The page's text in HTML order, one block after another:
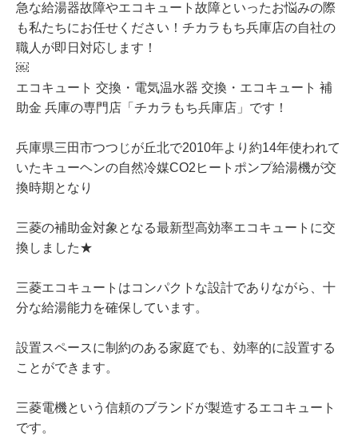
急な給湯器故障やエコキュート故障といったお悩みの際
も私たちにお任せください！チカラもち兵庫店の自社の
職人が即日対応します！
￼
エコキュート 交換・電気温水器 交換・エコキュート 補
助金 兵庫の専門店「チカラもち兵庫店」です！
兵庫県三田市つつじが丘北で2010年より約14年使われて
いたキューヘンの自然冷媒CO2ヒートポンプ給湯機が交
換時期となり
三菱の補助金対象となる最新型高効率エコキュートに交
換しました★
三菱エコキュートはコンパクトな設計でありながら、十
分な給湯能力を確保しています。
設置スペースに制約のある家庭でも、効率的に設置する
ことができます。
三菱電機という信頼のブランドが製造するエコキュート
です。